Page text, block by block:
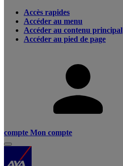
Accès rapides
Accéder au menu
Accéder au contenu principal
Accéder au pied de page
compte Mon compte